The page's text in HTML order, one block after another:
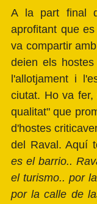
A la part final
aprofitant que
va compartir
deien els
l'allotjament i
ciutat. Ho va fer,
qualitat" que
d'hostes
del Raval. Aquí
es el barrio..
el turismo.. por
por la calle de